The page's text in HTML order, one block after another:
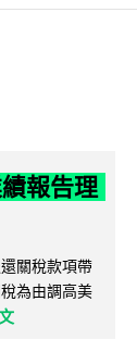
報告理
關稅款項帶
為由調高美